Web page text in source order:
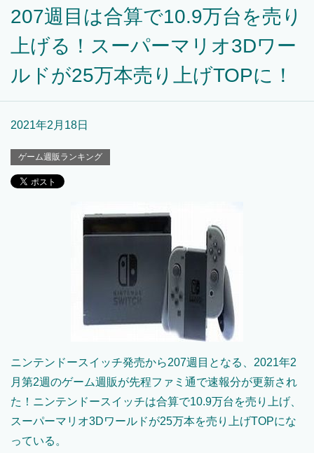
207週目は合算で10.9万台を売り
上げる！スーパーマリオ3Dワー
ルドが25万本売り上げTOPに！
2021年2月18日
ゲーム週販ランキング
ニンテンドースイッチ発売から207週目となる、2021年2
月第2週のゲーム週販が先程ファミ通で速報分が更新され
た！ニンテンドースイッチは合算で10.9万台を売り上げ、
スーパーマリオ3Dワールドが25万本を売り上げTOPにな
っている。